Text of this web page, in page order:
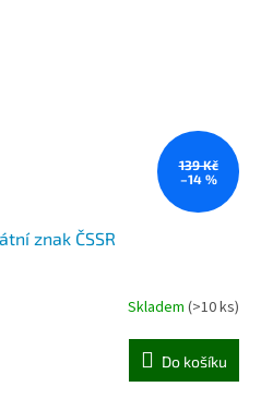
139 Kč
–14 %
znak ČSSR
Skladem (>10 ks)
Do košíku